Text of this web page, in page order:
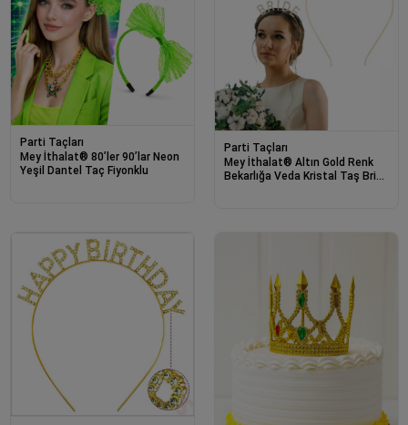
Parti Taçları
Mey İthalat® 80’ler 90’lar Neon
Yeşil Dantel Taç Fiyonklu
Parti Taçları
Mey İthalat® Altın Gold Renk
Bekarlığa Veda Kristal Taş Bride